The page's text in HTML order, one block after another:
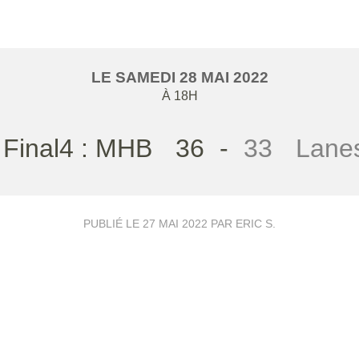
LE SAMEDI 28 MAI 2022
À 18H
: MHB 36 - 33
PUBLIÉ LE 27 MAI 2022 PAR ERIC S.